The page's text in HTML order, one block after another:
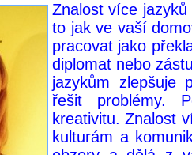
Znalost více
to jak ve vaší
pracovat jako
diplomat nebo
jazykům zlepšuje
řešit problémy.
kreativitu. Znalost
kulturám a